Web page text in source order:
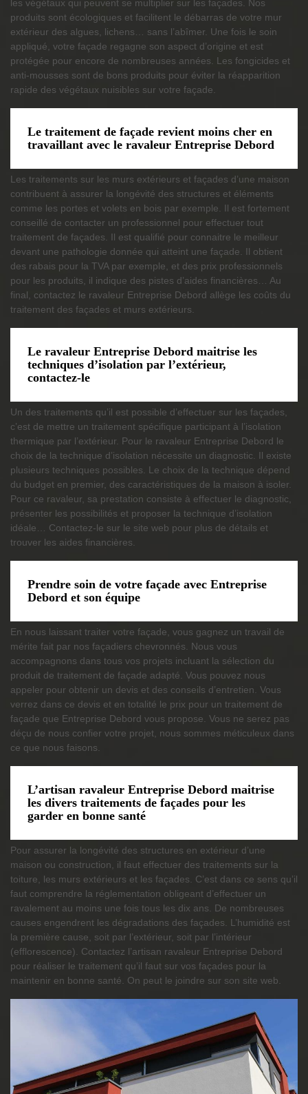
les végétaux qui peuvent se multiplier sur les façades. Nos
produits sont écologiques et facilitent le débarras de votre mur
extérieur des algues, lichens… sans l’abîmer. Une fois le soin
appliqué, votre façade regagne son aspect d’origine et est
protégée pour encore de nombreuses années. Les fongicides et
anti-mousses sont de bons produits pour éviter la réapparition
rapide des végétaux nuisibles sur votre façade.
Le traitement de façade revient moins cher en
travaillant avec le ravaleur Entreprise Debord
Les traitements sur les murs extérieurs et façades d’une maison
contribuent à assurer la longévité des structures et éléments
comme les portes et volets en bois par exemple. Il est fortement
conseillé de contacter un professionnel pour effectuer tout
traitement de façades. Il est qualifié pour connaitre le meilleur
devant une pathologie donnée qui atteint une façade. Il obtient
des rabais pour la TVA par exemple, et des prix professionnels
pour les produits, il indique des pistes d’aides financières… Au
final, contactez le ravaleur Entreprise Debord allège les coûts du
traitement des façades et murs extérieurs.
Le ravaleur Entreprise Debord maitrise les
techniques d’isolation par l’extérieur,
contactez-le
Un des traitements qu’il est possible d’effectuer sur les façades,
c’est de mettre un traitement spécifique participant à l’isolation
thermique par l’extérieur. Pour le ravaleur Entreprise Debord le
choix de la technique d’isolation nécessite un diagnostic. Il existe
plusieurs techniques possibles. Le choix de la technique dépend
du budget en premier, des caractéristiques de la maison à isoler.
Pour ce ravaleur, sa prestation consiste à effectuer le diagnostic,
présenter les possibilités et proposer la technique d’isolation
idéale… Contactez-le sur le site web pour plus de détails et
trouver les aides financières.
Prendre soin de votre façade avec Entreprise
Debord et son équipe
En nous laissant traiter votre façade, vous gagnez un travail de
mérite fait par nos façadiers chevronnés. Nous vous
accompagnons dans tous vos projets incluant la sélection du
produit de traitement de façade adapté. Vous pouvez nous
appeler pour obtenir un devis et des conseils d’entretien. Vous
verrez dans ce devis et en totalité le prix pour un traitement de
façade que Entreprise Debord vous propose. Vous ne serez pas
déçu de nous confier votre projet, nous sommes méticuleux dans
ce que nous faisons.
L’artisan ravaleur Entreprise Debord maitrise
les divers traitements de façades pour les
garder en bonne santé
Pour assurer la longévité des structures en extérieur d’une
maison ou construction, il faut effectuer des traitements sur la
toiture, les murs extérieurs et les façades. C’est dans ce sens qu’il
faut comprendre la réglementation obligeant d’effectuer un
ravalement au moins une fois tous les dix ans. De nombreuses
causes engendrent les dégradations des façades. L’humidité est
la première cause, soit par l’extérieur, soit par l’intérieur
(efflorescence). Contactez l’artisan ravaleur Entreprise Debord
pour réaliser le traitement qu’il faut sur vos façades pour la
maintenir en bonne santé. On peut le joindre sur son site web.